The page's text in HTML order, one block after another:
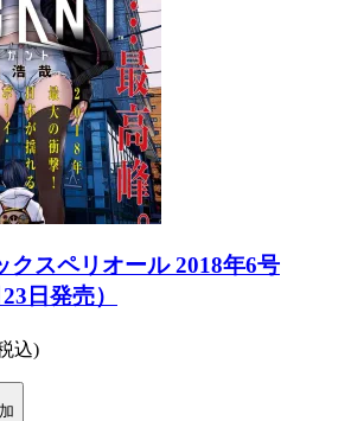
クスペリオール 2018年6号
日発売）
込)